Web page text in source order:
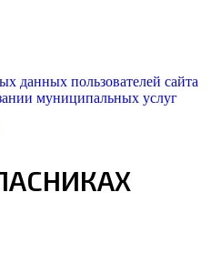
данных пользователей сайта
муниципальных услуг